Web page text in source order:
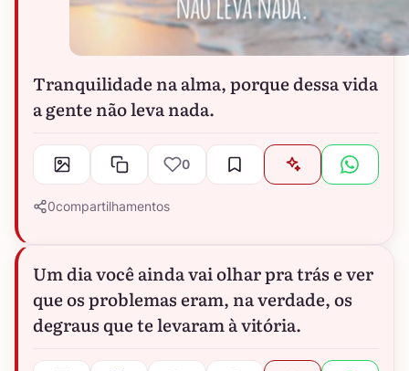
Tranquilidade na alma, porque dessa vida
a gente não leva nada.
0
0compartilhamentos
Um dia você ainda vai olhar pra trás e ver
que os problemas eram, na verdade, os
degraus que te levaram à vitória.